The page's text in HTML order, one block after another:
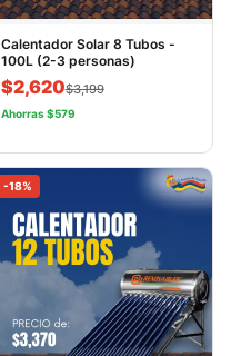
Calentador Solar 8 Tubos -
100L (2-3 personas)
$2,620$3,199
Ahorras $579
-18%